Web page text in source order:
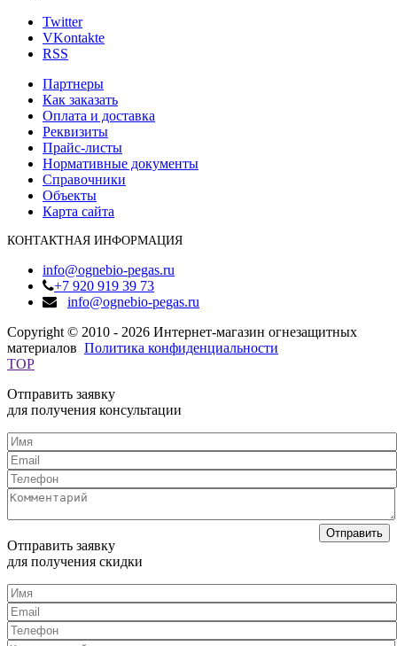
Twitter
VKontakte
RSS
Партнеры
Как заказать
Оплата и доставка
Реквизиты
Прайс-листы
Нормативные документы
Справочники
Объекты
Карта сайта
КОНТАКТНАЯ ИНФОРМАЦИЯ
info@ognebio-pegas.ru
+7 920 919 39 73
info@ognebio-pegas.ru
Copyright © 2010 - 2026 Интернет-магазин огнезащитных
материалов Политика конфиденциальности
TOP
Отправить заявку
для получения консультации
Отправить
Отправить заявку
для получения скидки